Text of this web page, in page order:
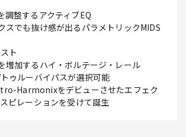
調整するアクティブEQ
スでも抜け感が出るパラメトリックMIDS
ト
増加するハイ・ボルテージ・レール
ゥルーバイパスが選択可能
Harmonixをデビューさせたエフェク
ピレーションを受けて誕生